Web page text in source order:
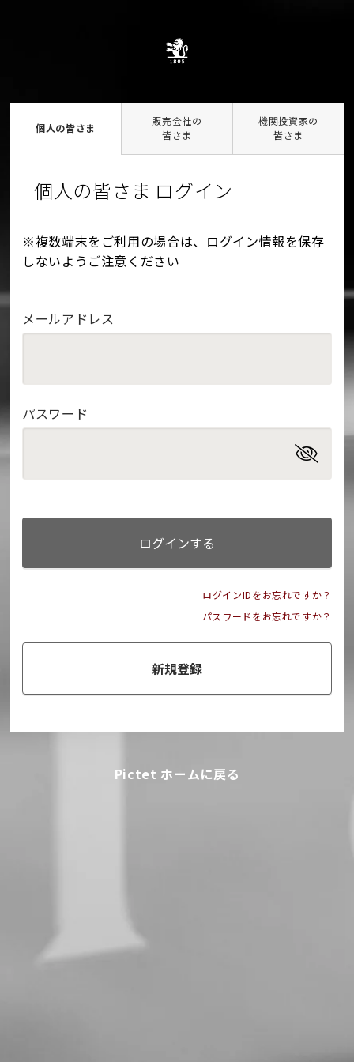
個人の皆さま
販売会社の
皆さま
機関投資家の
皆さま
個人の皆さま ログイン
※複数端末をご利用の場合は、ログイン情報を保存
しないようご注意ください
メールアドレス
パスワード
ログインする
ログインIDをお忘れですか？
パスワードをお忘れですか？
新規登録
Pictet ホームに戻る